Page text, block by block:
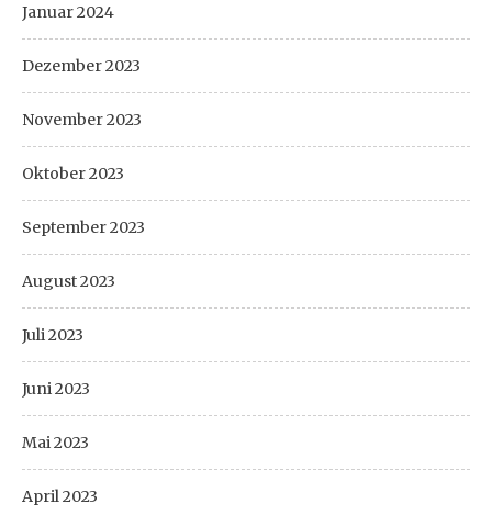
Januar 2024
Dezember 2023
November 2023
Oktober 2023
September 2023
August 2023
Juli 2023
Juni 2023
Mai 2023
April 2023